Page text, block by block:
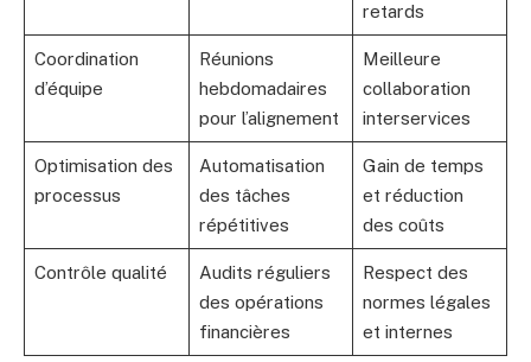
retards
Coordination
d’équipe
Réunions
hebdomadaires
pour l’alignement
Meilleure
collaboration
interservices
Optimisation des
processus
Automatisation
des tâches
répétitives
Gain de temps
et réduction
des coûts
Contrôle qualité
Audits réguliers
des opérations
financières
Respect des
normes légales
et internes